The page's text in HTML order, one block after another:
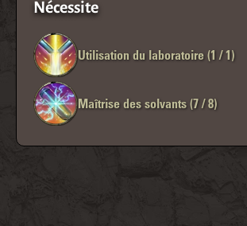
Nécessite
Utilisation du laboratoire (1 / 1)
Maîtrise des solvants (7 / 8)